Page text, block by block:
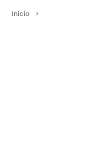
Inicio >